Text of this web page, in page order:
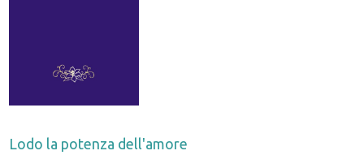
Lodo la potenza dell'amore